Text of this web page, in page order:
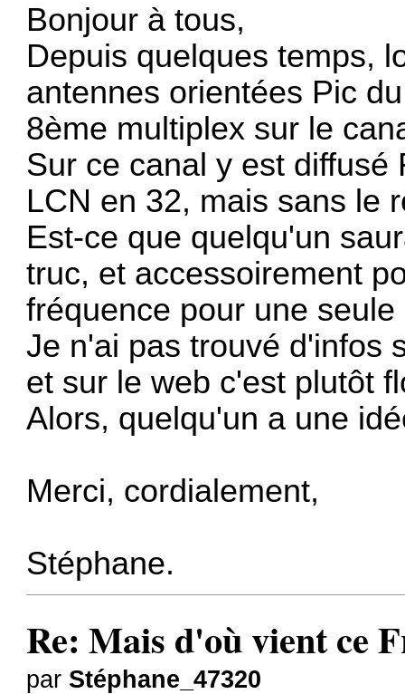
Bonjour à tous,
Depuis quelques temps,
antennes orientées Pic
8ème multiplex sur le
Sur ce canal y est diffusé
LCN en 32, mais sans le
Est-ce que quelqu'un
truc, et accessoirement
fréquence pour une
Je n'ai pas trouvé d'infos
et sur le web c'est plutôt
Alors, quelqu'un a une
Merci, cordialement,
Stéphane.
Re: Mais d'où vient ce
par Stéphane_47320